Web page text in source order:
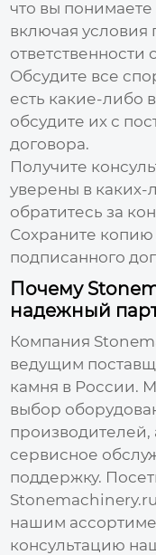
что вы понимаете
включая условия
ответственности
Обсудите все
есть какие-либо
обсудите их с
договора.
Получите
уверены в каких-
обратитесь за
Сохраните копию
подписанного
Почему
надежный
Компания
ведущим
камня в России.
выбор
производителей,
сервисное
поддержку.
Stonemachinery.ru
нашим
консультацию